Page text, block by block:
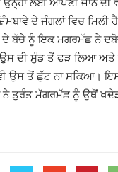
ਲਈ ਆਪਣੀ ਜਾਨ ਦੀ
ਦੇ ਜੰਗਲਾਂ ਵਿਚ ਮਿਲੀ
ਦੇ ਬੱਚੇ ਨੂੰ ਇਕ ਮਗਰਮੱਛ ਨੇ
ਦੀ ਸੁੰਡ ਤੋਂ ਫੜ ਲਿਆ ਅਤੇ
ਉਸ ਤੋਂ ਛੁੱਟ ਨਾ ਸਕਿਆ।
ਨੇ ਤੁਰੰਤ ਮੱਗਰਮੱਛ ਨੂੰ ਉਥੋਂ